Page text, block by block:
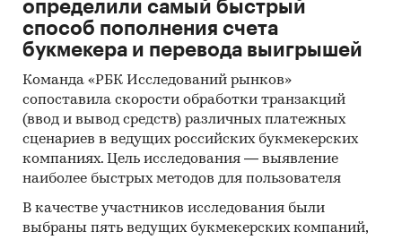
проышленность / Производство асфальта
Россия
определили самый быстрый
способ пополнения счета
букмекера и перевода выигрышей
Команда «РБК Исследований рынков»
сопоставила скорости обработки транзакций
(ввод и вывод средств) различных платежных
сценариев в ведущих российских букмекерских
компаниях. Цель исследования — выявление
наиболее быстрых методов для пользователя
В качестве участников исследования были
выбраны пять ведущих букмекерских компаний,